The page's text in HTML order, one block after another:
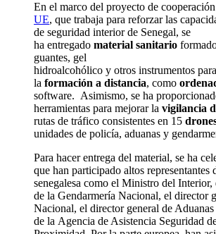
En el marco del proyecto de
UE, que trabaja para reforzar las
de seguridad interior de Senegal, se
ha entregado material sanitario
guantes, gel
hidroalcohólico y otros instrumentos para
la formación a distancia, como
software. Asimismo, se ha
herramientas para mejorar la vigilancia
rutas de tráfico consistentes en 15
unidades de policía, aduanas y
Para hacer entrega del material, se ha
que han participado altos representantes
senegalesa como el Ministro del Interior,
de la Gendarmería Nacional, el director g
Nacional, el director general de
de la Agencia de Asistencia Seguridad